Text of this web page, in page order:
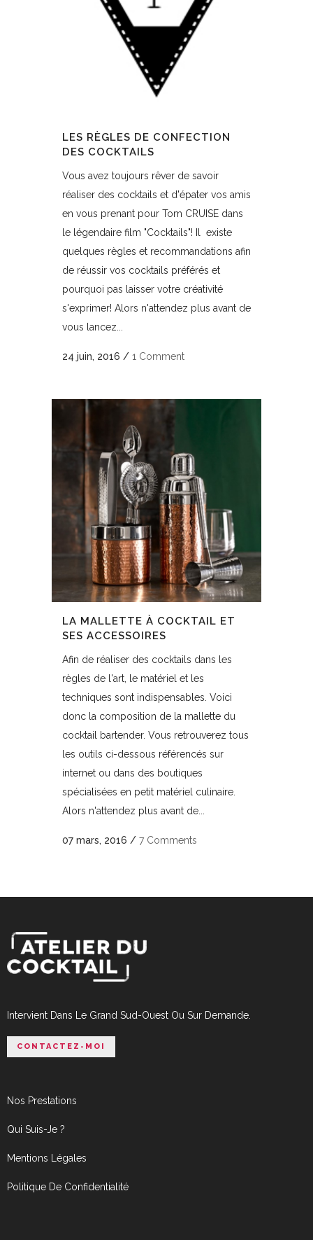
LES RÈGLES DE CONFECTION
DES COCKTAILS
Vous avez toujours rêver de savoir
réaliser des cocktails et d'épater vos amis
en vous prenant pour Tom CRUISE dans
le légendaire film "Cocktails"! Il existe
quelques règles et recommandations afin
de réussir vos cocktails préférés et
pourquoi pas laisser votre créativité
s'exprimer! Alors n'attendez plus avant de
vous lancez...
24 juin, 2016 / 1 Comment
LA MALLETTE À COCKTAIL ET
SES ACCESSOIRES
Afin de réaliser des cocktails dans les
règles de l'art, le matériel et les
techniques sont indispensables. Voici
donc la composition de la mallette du
cocktail bartender. Vous retrouverez tous
les outils ci-dessous référencés sur
internet ou dans des boutiques
spécialisées en petit matériel culinaire.
Alors n'attendez plus avant de...
07 mars, 2016 / 7 Comments
Intervient Dans Le Grand Sud-Ouest Ou Sur Demande.
CONTACTEZ-MOI
Nos Prestations
Qui Suis-Je ?
Mentions Légales
Politique De Confidentialité